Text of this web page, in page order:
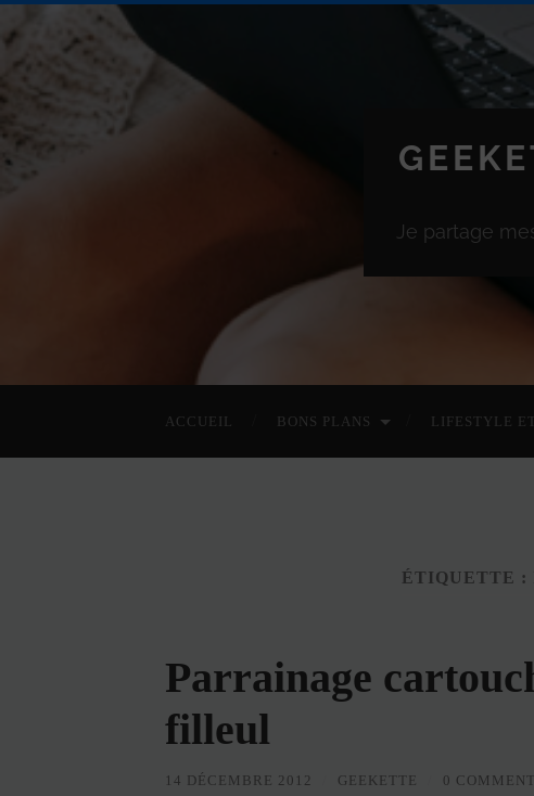
Je partage
ACCUEIL BONS PLANS LIFESTYLE
ÉTIQUETTE :
Parrainage
filleul
14 DÉCEMBRE 2012 GEEKETTE 0